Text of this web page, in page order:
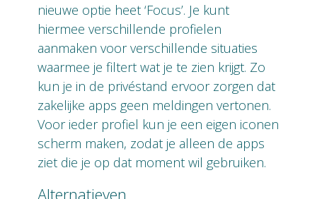
nieuwe optie heet ‘Focus’. Je kunt
hiermee verschillende profielen
aanmaken voor verschillende situaties
waarmee je filtert wat je te zien krijgt. Zo
kun je in de privéstand ervoor zorgen dat
zakelijke apps geen meldingen vertonen.
Voor ieder profiel kun je een eigen iconen
scherm maken, zodat je alleen de apps
ziet die je op dat moment wil gebruiken.
Alternatieven